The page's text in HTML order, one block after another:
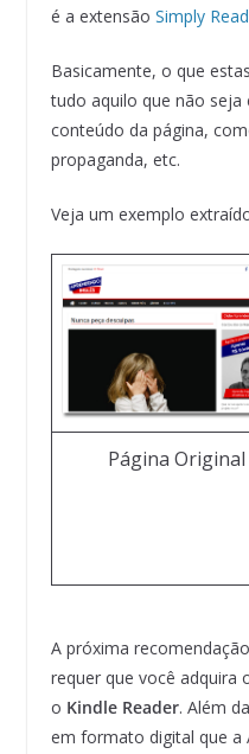
é a extensão Simply
Basicamente, o que
tudo aquilo que não seja
conteúdo da página,
propaganda, etc.
Veja um exemplo
Página Original
A próxima
requer que você adquira
o Kindle Reader. Além
em formato digital que a